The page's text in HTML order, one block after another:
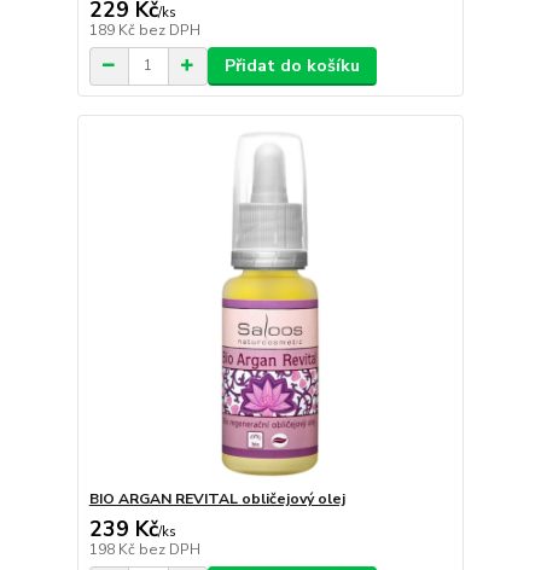
229 Kč/ks
189 Kč bez DPH
Přidat do košíku
BIO ARGAN REVITAL obličejový olej
239 Kč/ks
198 Kč bez DPH